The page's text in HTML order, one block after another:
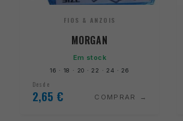
FIOS & ANZOIS
MORGAN
Em stock
16 · 18 · 20 · 22 · 24 · 26
Desde
2,65 € COMPRAR